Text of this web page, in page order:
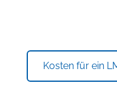
Kosten für ein